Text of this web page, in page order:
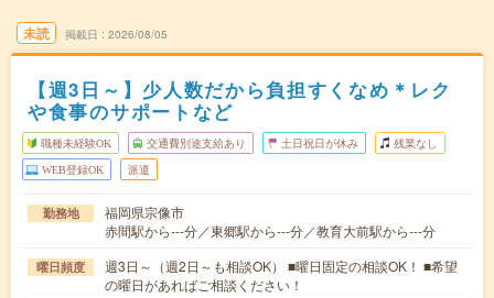
未読 掲載日 2026/08/05
【週3日～】少人数だから負担すくなめ＊レク
や食事のサポートなど
職種未経験OK 交通費別途支給あり 土日祝日が休み 残業なし
WEB登録OK 派遣
勤務地
福岡県宗像市
赤間駅から---分／東郷駅から---分／教育大前駅から---分
曜日頻度
週3日～（週2日～も相談OK） ■曜日固定の相談OK！ ■希望
の曜日があればご相談ください！